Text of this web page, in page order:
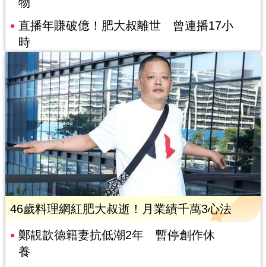
直播年賺破億！肥大叔離世 曾連播17小
時
46歲料理網紅肥大叔逝！月業績千萬3心法
鄭靚歆德籍妻抗低潮2年 暫停創作休
養